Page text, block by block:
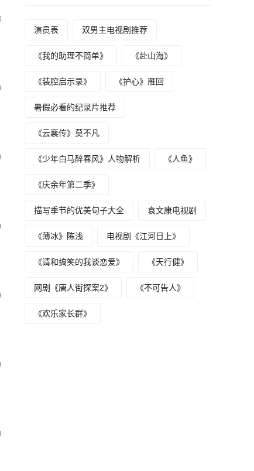
演员表 双男主电视剧推荐
《我的助理不简单》 《赴山海》
《装腔启示录》 《护心》雁回
暑假必看的纪录片推荐
《云襄传》莫不凡
《少年白马醉春风》人物解析 《人鱼》
《庆余年第二季》
描写季节的优美句子大全 袁文康电视剧
《薄冰》陈浅 电视剧《江河日上》
《请和搞笑的我谈恋爱》 《天行健》
网剧《唐人街探案2》 《不可告人》
《欢乐家长群》